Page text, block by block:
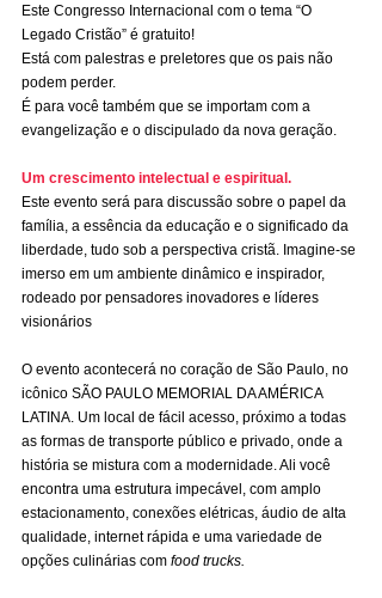
Este Congresso Internacional com o tema “O
Legado Cristão” é gratuito!
Está com palestras e preletores que os pais não
podem perder.
É para você também que se importam com a
evangelização e o discipulado da nova geração.
Um crescimento intelectual e espiritual.
Este evento será para discussão sobre o papel da
família, a essência da educação e o significado da
liberdade, tudo sob a perspectiva cristã. Imagine-se
imerso em um ambiente dinâmico e inspirador,
rodeado por pensadores inovadores e líderes
visionários
O evento acontecerá no coração de São Paulo, no
icônico SÃO PAULO MEMORIAL DA AMÉRICA
LATINA. Um local de fácil acesso, próximo a todas
as formas de transporte público e privado, onde a
história se mistura com a modernidade. Ali você
encontra uma estrutura impecável, com amplo
estacionamento, conexões elétricas, áudio de alta
qualidade, internet rápida e uma variedade de
opções culinárias com food trucks.